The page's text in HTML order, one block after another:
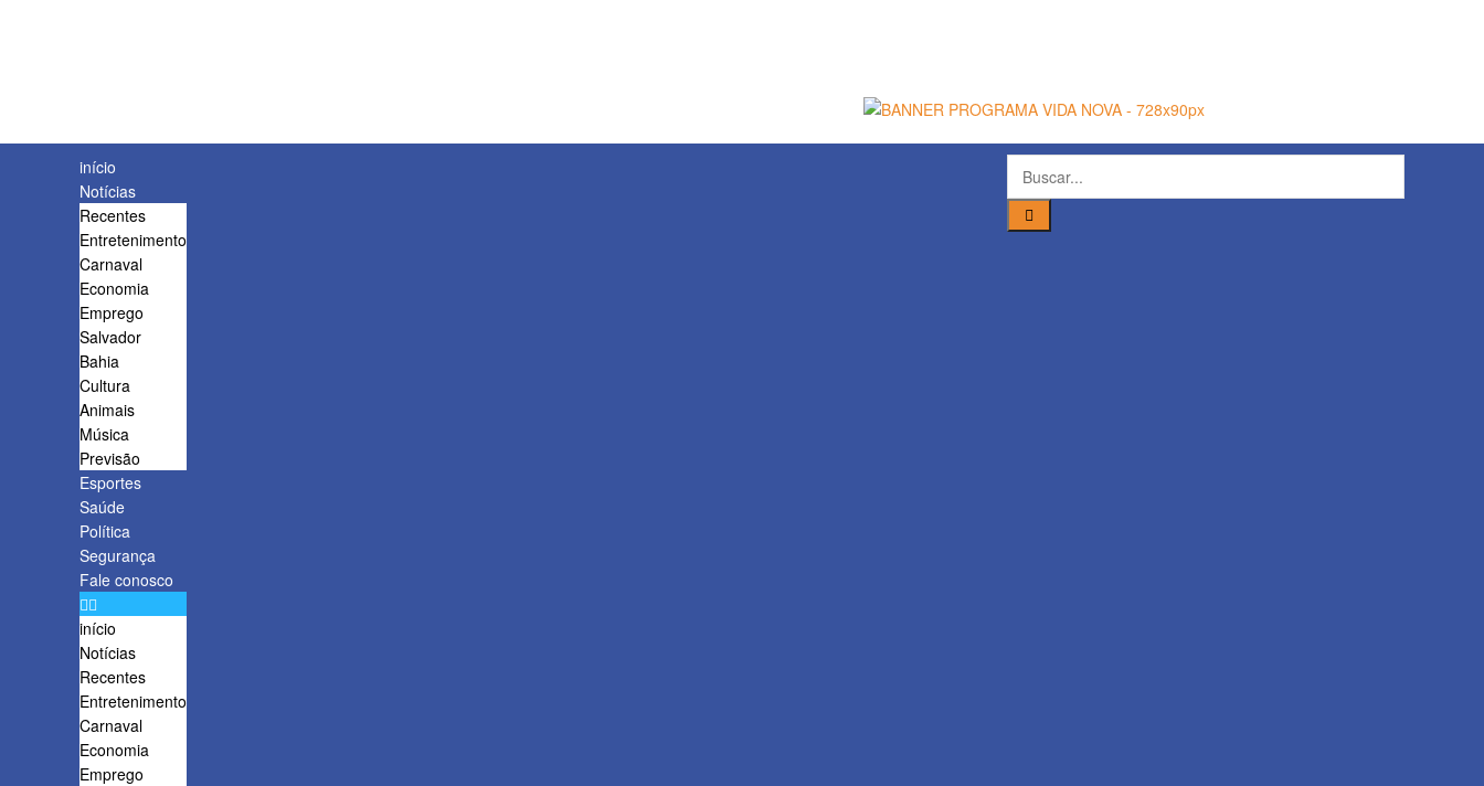
início
Notícias
Recentes
Entretenimento
Carnaval
Economia
Emprego
Salvador
Bahia
Cultura
Animais
Música
Previsão
Esportes
Saúde
Política
Segurança
Fale conosco
início
Notícias
Recentes
Entretenimento
Carnaval
Economia
Emprego